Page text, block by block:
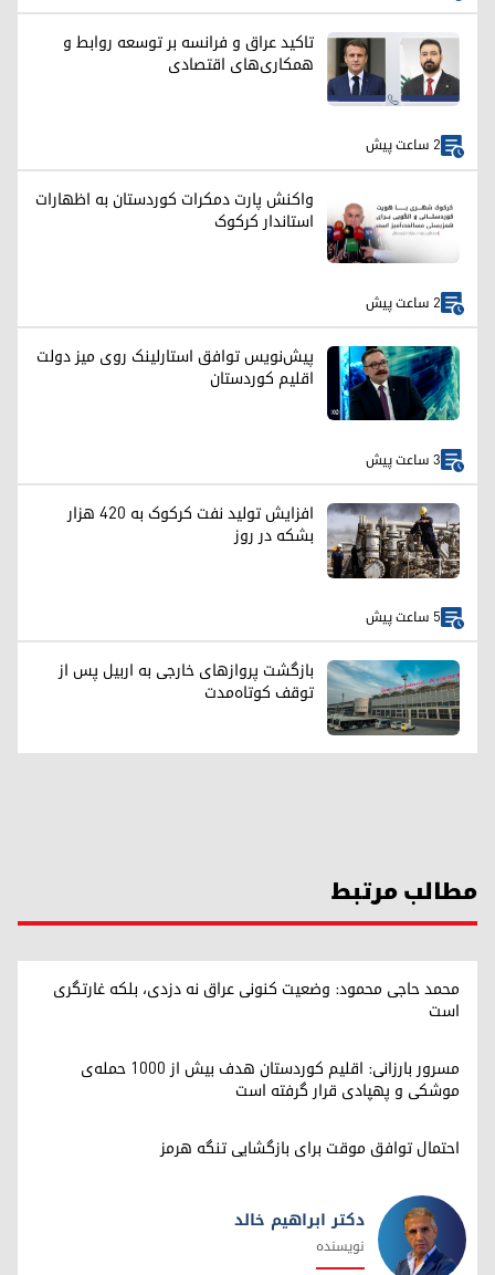
تاکید عراق و فرانسه بر توسعه روابط و
همکاری‌های اقتصادی
2 ساعت پیش
واکنش پارت دمکرات کوردستان به اظهارات
استاندار کرکوک
2 ساعت پیش
پیش‌نویس توافق استارلینک روی میز دولت
اقلیم کوردستان
3 ساعت پیش
افزایش تولید نفت کرکوک به ۴۲۰ هزار
بشکه در روز
5 ساعت پیش
بازگشت پروازهای خارجی به اربیل پس از
توقف کوتاه‌مدت
مطالب مرتبط
محمد حاجی محمود: وضعیت کنونی عراق نه دزدی، بلکه غارتگری
است
مسرور بارزانی: اقلیم کوردستان هدف بیش از ۱۰۰۰ حمله‌ی
موشکی و پهپادی قرار گرفته است
احتمال توافق موقت برای بازگشایی تنگه هرمز
دکتر ابراهیم خالد
نویسنده